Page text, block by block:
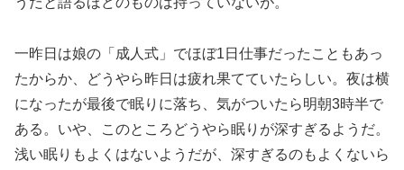
一昨日は娘の「成人式」でほぼ1日仕事だったこともあっ
たからか、どうやら昨日は疲れ果てていたらしい。夜は横
になったが最後で眠りに落ち、気がついたら明朝3時半で
ある。いや、このところどうやら眠りが深すぎるようだ。
浅い眠りもよくはないようだが、深すぎるのもよくないら